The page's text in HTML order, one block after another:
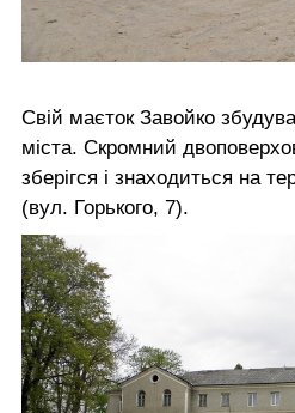
Свій маєток Завойко
міста. Скромний
зберігся і знаходиться на
(вул. Горького, 7).